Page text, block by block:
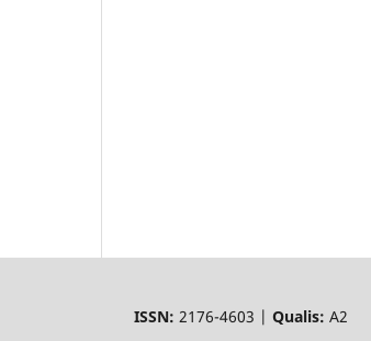
ISSN: 2176-4603 | Qualis: A2